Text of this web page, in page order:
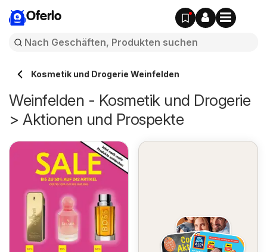
Oferlo
Kosmetik und Drogerie Weinfelden
Weinfelden - Kosmetik und Drogerie
> Aktionen und Prospekte